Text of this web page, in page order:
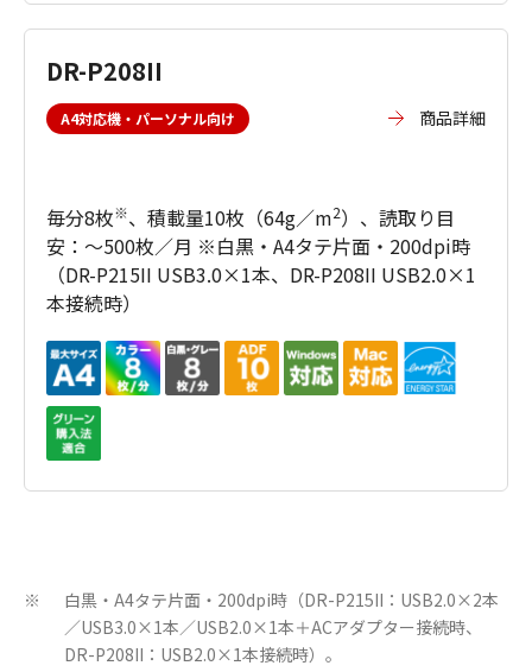
DR-P208II
A4対応機・パーソナル向け 商品詳細
毎分8枚※、積載量10枚（64g／m2）、読取り目
安：～500枚／月 ※白黒・A4タテ片面・200dpi時
（DR-P215II USB3.0×1本、DR-P208II USB2.0×1
本接続時）
※
白黒・A4タテ片面・200dpi時（DR-P215II：USB2.0×2本
／USB3.0×1本／USB2.0×1本＋ACアダプター接続時、
DR-P208II：USB2.0×1本接続時）。